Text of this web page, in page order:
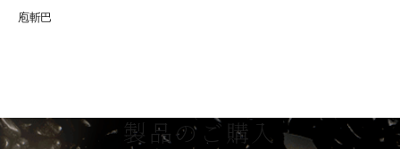
庖斬巴
製品のご購入